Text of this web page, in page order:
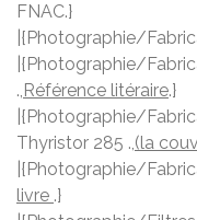
FNAC.}
|{Photographie/
|{Photographie/
., Référence litéraire.}
|{Photographie/
Thyristor 285 .,(la
|{Photographie/
livre .}